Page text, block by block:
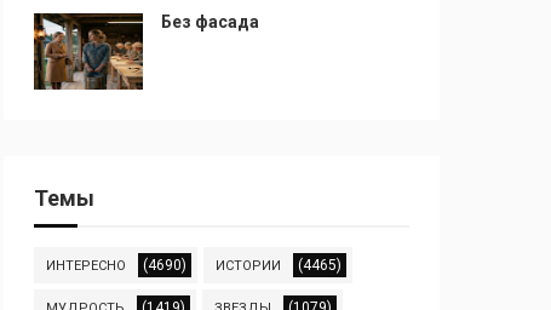
Без фасада
Темы
ИНТЕРЕСНО (4690) ИСТОРИИ (4465)